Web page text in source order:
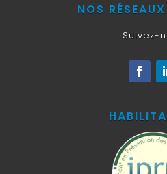
NOS
Suivez-